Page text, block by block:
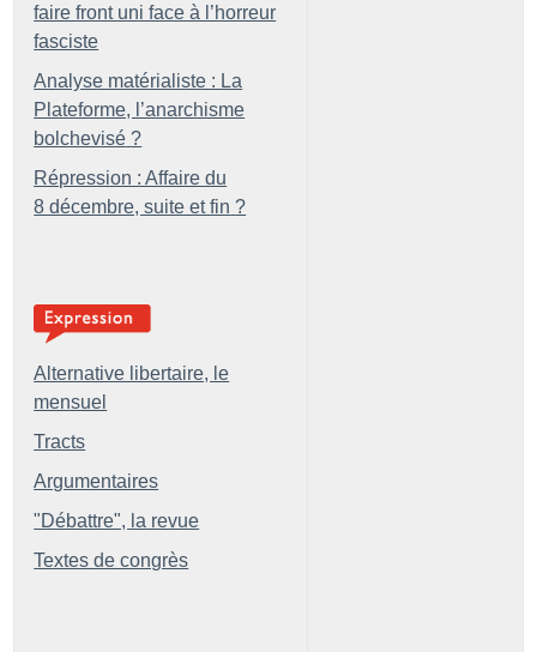
faire front uni face à l’horreur
fasciste
Analyse matérialiste : La
Plateforme, l’anarchisme
bolchevisé ?
Répression : Affaire du
8 décembre, suite et fin ?
Alternative libertaire, le
mensuel
Tracts
Argumentaires
"Débattre", la revue
Textes de congrès